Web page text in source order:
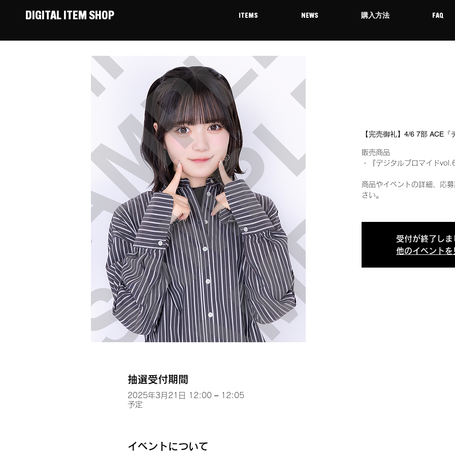
DIGITAL ITEM SHOP ITEMS NEWS 購入方法 FAQ
【完売御礼】4/6 7部 ACE
販売商品
・『デジタルブロマイド
商品やイベントの詳細、応
さい。
受付が終了しま
他のイベントを
抽選受付期間
2025年3月21日 12:00 – 12:05
予定
イベントについて